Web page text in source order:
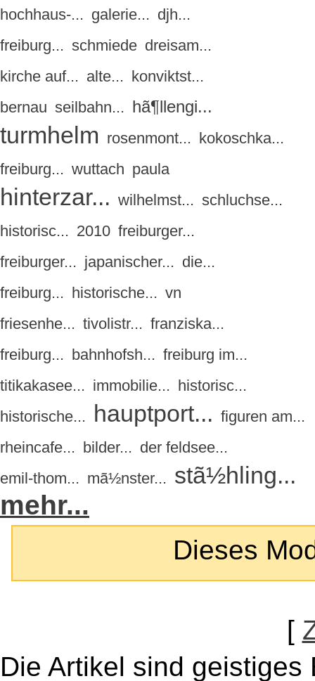
hochhaus-... galerie... djh...
freiburg... schmiede dreisam...
kirche auf... alte... konviktst...
bernau seilbahn... hã¶llengi...
turmhelm rosenmont... kokoschka...
freiburg... wuttach paula
hinterzar... wilhelmst... schluchse...
historisc... 2010 freiburger...
freiburger... japanischer... die...
freiburg... historische... vn
friesenhe... tivolistr... franziska...
freiburg... bahnhofsh... freiburg im...
titikakasee... immobilie... historisc...
historische... hauptport... figuren am...
rheincafe... bilder... der feldsee...
emil-thom... mã½nster... stã½hling...
mehr...
Dieses
[
Die Artikel sind